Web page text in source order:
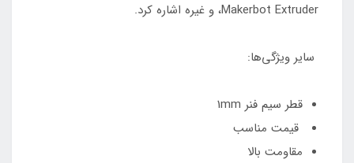
،Makerbot Extruder و غیره اشاره کرد.
سایر ویژگی‌ها:
قطر سیم فنر 1mm
قیمت مناسب
مقاومت بالا